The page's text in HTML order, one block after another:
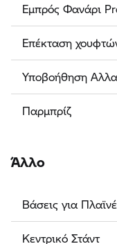
Εμπρός Φανάρι
Επέκταση
Υποβοήθηση
Παρμπρίζ
Άλλο
Βάσεις για
Κεντρικό Στάντ